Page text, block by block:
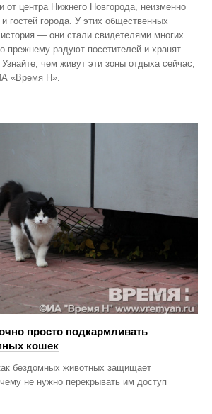
от центра Нижнего Новгорода, неизменно
гостей города. У этих общественных
история — они стали свидетелями многих
радуют посетителей и хранят
чем живут эти зоны отдыха сейчас,
«Время Н».
просто подкармливать
кошек
бездомных животных защищает
не нужно перекрывать им доступ